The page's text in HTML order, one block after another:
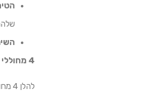
4 מחוללי טקסט מבוססי AI מובילים
להלן 4 מחוללי טקסט מבוססי AI מובילים: